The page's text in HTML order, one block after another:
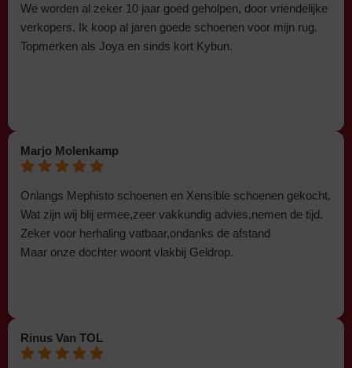
We worden al zeker 10 jaar goed geholpen, door vriendelijke
verkopers. Ik koop al jaren goede schoenen voor mijn rug.
Topmerken als Joya en sinds kort Kybun.
Marjo Molenkamp
Onlangs Mephisto schoenen en Xensible schoenen gekocht.
Wat zijn wij blij ermee,zeer vakkundig advies,nemen de tijd.
Zeker voor herhaling vatbaar,ondanks de afstand
Maar onze dochter woont vlakbij Geldrop.
Rinus Van TOL